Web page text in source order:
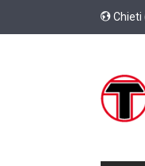
Chieti